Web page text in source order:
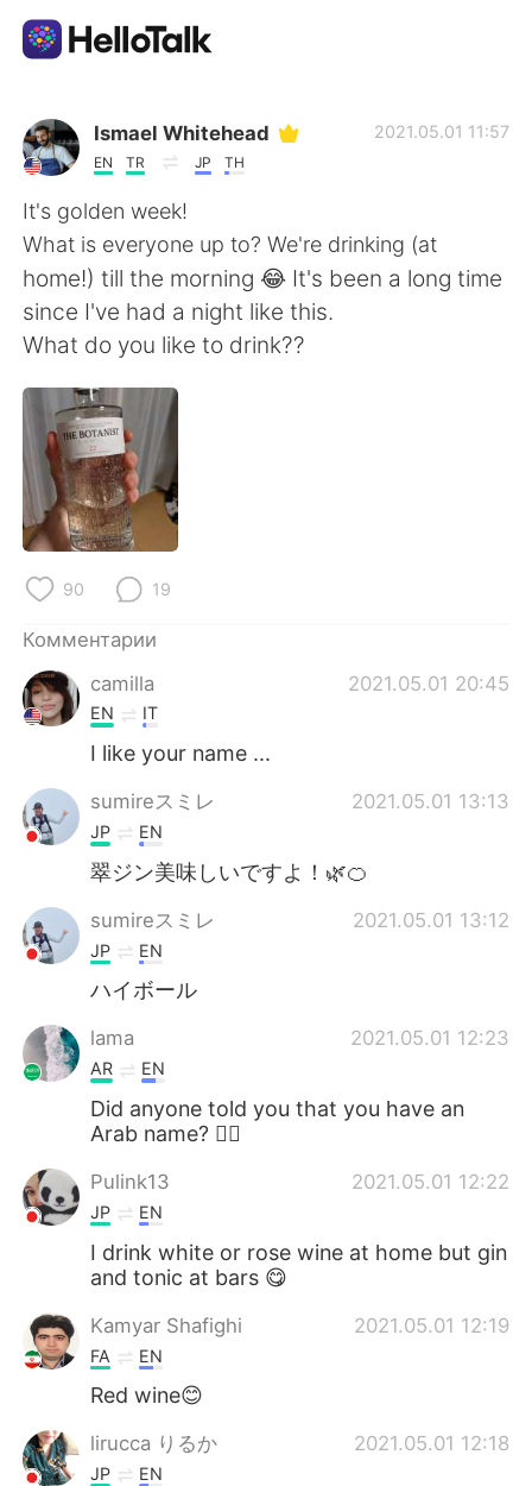
Приложение для Языкового Обмена
AI Grammar Checker
Русский
English 简体中文
繁體中文
العربية
Deutsch
한국어
Indonesia
Türkçe
Ismael Whitehead
EN TR JP TH
2021.05.01 11:57
It's golden week!
What is everyone up to? We're drinking (at
home!) till the morning 😂 It's been a long time
since I've had a night like this.
What do you like to drink??
90 19
Комментарии
camilla
2021.05.01 20:45
EN IT
I like your name ...
sumireスミレ 2021.05.01 13:13
JP EN
翠ジン美味しいですよ！🌿🍊
sumireスミレ 2021.05.01 13:12
JP EN
ハイボール
lama 2021.05.01 12:23
AR EN
Did anyone told you that you have an
Arab name? 🙇‍♀️
Pulink13 2021.05.01 12:22
JP EN
I drink white or rose wine at home but gin
and tonic at bars 😋
Kamyar Shafighi 2021.05.01 12:19
FA EN
Red wine😊
lirucca りるか 2021.05.01 12:18
JP EN